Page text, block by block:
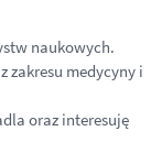
naukowych.
zakresu medycyny i
oraz interesuję